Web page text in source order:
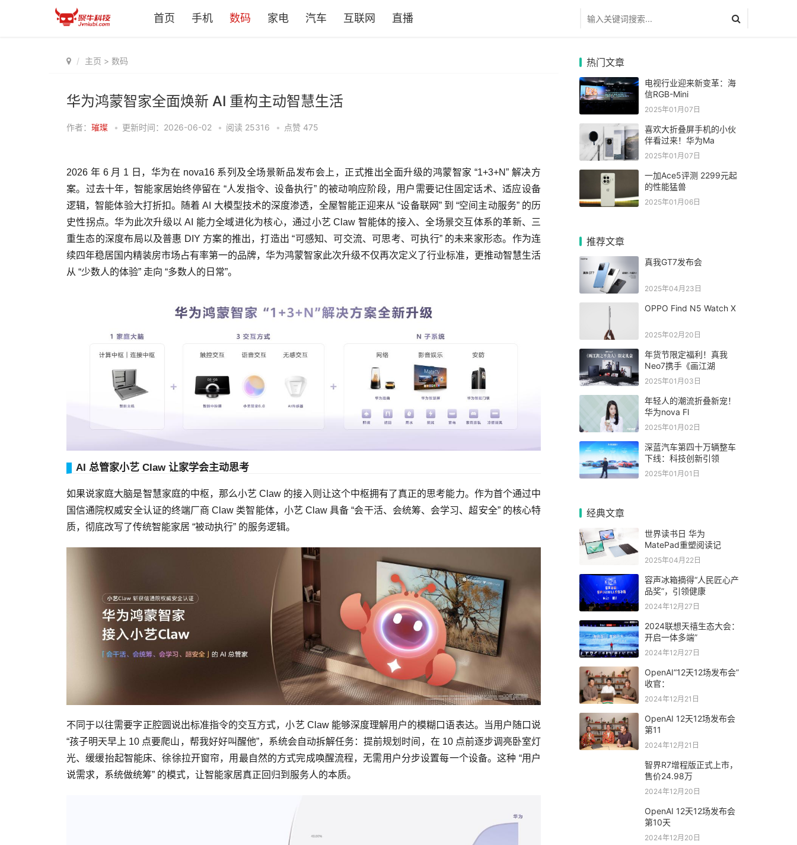
首页 手机 数码 家电 汽车 互联网 直播
主页 > 数码
华为鸿蒙智家全面焕新 AI 重构主动智慧生活
作者： 璀璨 • 更新时间：2026-06-02 • 阅读 25316 • 点赞 475
2026 年 6 月 1 日，华为在 nova16 系列及全场景新品发布会上，正式推出全面升级的鸿蒙智家 “1+3+N” 解决方
案。过去十年，智能家居始终停留在 “人发指令、设备执行” 的被动响应阶段，用户需要记住固定话术、适应设备
逻辑，智能体验大打折扣。随着 AI 大模型技术的深度渗透，全屋智能正迎来从 “设备联网” 到 “空间主动服务” 的历
史性拐点。华为此次升级以 AI 能力全域进化为核心，通过小艺 Claw 智能体的接入、全场景交互体系的革新、三
重生态的深度布局以及普惠 DIY 方案的推出，打造出 “可感知、可交流、可思考、可执行” 的未来家形态。作为连
续四年稳居国内精装房市场占有率第一的品牌，华为鸿蒙智家此次升级不仅再次定义了行业标准，更推动智慧生活
从 “少数人的体验” 走向 “多数人的日常”。
AI 总管家小艺 Claw 让家学会主动思考
如果说家庭大脑是智慧家庭的中枢，那么小艺 Claw 的接入则让这个中枢拥有了真正的思考能力。作为首个通过中
国信通院权威安全认证的终端厂商 Claw 类智能体，小艺 Claw 具备 “会干活、会统筹、会学习、超安全” 的核心特
质，彻底改写了传统智能家居 “被动执行” 的服务逻辑。
不同于以往需要字正腔圆说出标准指令的交互方式，小艺 Claw 能够深度理解用户的模糊口语表达。当用户随口说
“孩子明天早上 10 点要爬山，帮我好好叫醒他”，系统会自动拆解任务：提前规划时间，在 10 点前逐步调亮卧室灯
光、缓缓抬起智能床、徐徐拉开窗帘，用最自然的方式完成唤醒流程，无需用户分步设置每一个设备。这种 “用户
说需求，系统做统筹” 的模式，让智能家居真正回归到服务人的本质。
热门文章
电视行业迎来新变革：海
信RGB-Mini
2025年01月07日
喜欢大折叠屏手机的小伙
伴看过来！华为Ma
2025年01月07日
一加Ace5评测 2299元起
的性能猛兽
2025年01月06日
推荐文章
真我GT7发布会
2025年04月23日
OPPO Find N5 Watch X
2025年02月20日
年货节限定福利！真我
Neo7携手《画江湖
2025年01月03日
年轻人的潮流折叠新宠！
华为nova Fl
2025年01月02日
深蓝汽车第四十万辆整车
下线：科技创新引领
2025年01月01日
经典文章
世界读书日 华为
MatePad重塑阅读记
2025年04月22日
容声冰箱摘得“人民匠心产
品奖”，引领健康
2024年12月27日
2024联想天禧生态大会：
开启一体多端”
2024年12月27日
OpenAI“12天12场发布会”
收官：
2024年12月21日
OpenAI 12天12场发布会
第11
2024年12月21日
智界R7增程版正式上市，
售价24.98万
2024年12月20日
OpenAI 12天12场发布会
第10天
2024年12月20日